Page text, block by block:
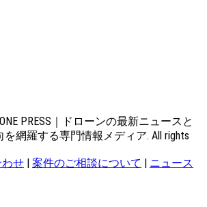
PRESS｜ドローンの最新ニュースと
網羅する専門情報メディア. All rights
せ 案件のご相談について ニュース